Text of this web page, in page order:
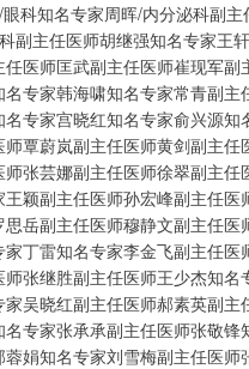
科知名专家周晖/内分泌科副
副主任医师胡继强知名专家王
医师匡武副主任医师崔现军
专家韩海啸知名专家常青副
专家宫晓红知名专家俞兴源
覃蔚岚副主任医师黄剑副主
张芸娜副主任医师徐翠副主
颖副主任医师孙宏峰副主任
岳副主任医师穆静文副主任
丁雷知名专家李金飞副主任
张继胜副主任医师王少杰知
吴晓红副主任医师郝素英副
专家张承承副主任医师张敬
娟知名专家刘雪梅副主任医